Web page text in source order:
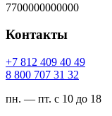
7700000000000
Контакты
94 04 904 218 7+
23 13 707 008 8
пн. — пт. с 10 до 18